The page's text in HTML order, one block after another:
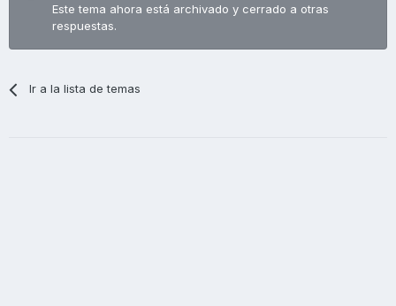
Este tema ahora está archivado y cerrado a otras
respuestas.
Ir a la lista de temas